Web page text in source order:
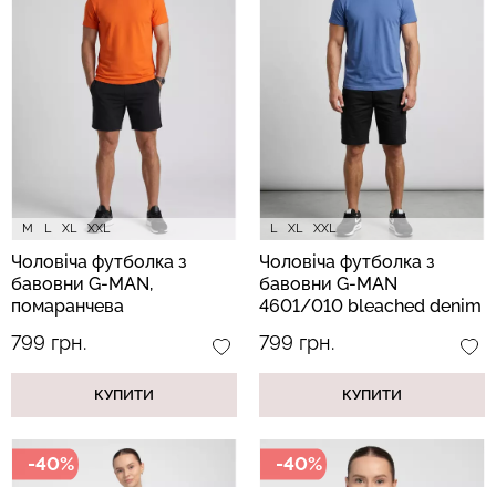
M L XL XXL
Чоловіча футболка з
бавовни G-MAN,
помаранчева
799 грн.
КУПИТИ
L XL XXL
Чоловіча футболка з
бавовни G-MAN
4601/010 bleached denim
799 грн.
КУПИТИ
-40% -40%
Безшовний топ на
бретелях CAMI TOP
(білий) Giulia
279 грн.399 грн.
Безшовні труси сліпи з
легкою корекцією HI-LEG
SHAPEWEAR black
(чорний) Giulia
258 грн.369 грн.